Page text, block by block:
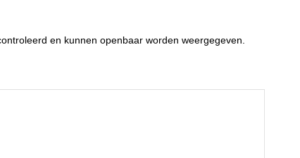
en kunnen openbaar worden weergegeven.